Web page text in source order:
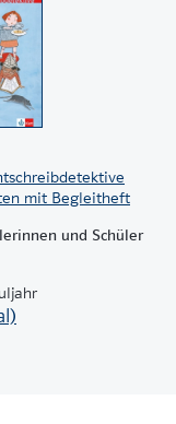
mit Begleitheft
und Schüler